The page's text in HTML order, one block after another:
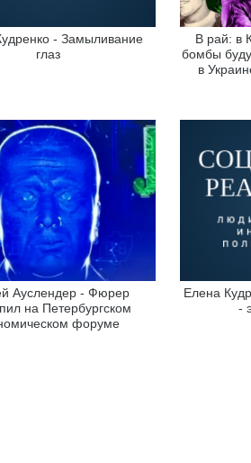
- Замыливание
глаз
В рай: в
бомбы
в
Ауслендер - Фюрер
на Петербургском
форуме
Елена
-